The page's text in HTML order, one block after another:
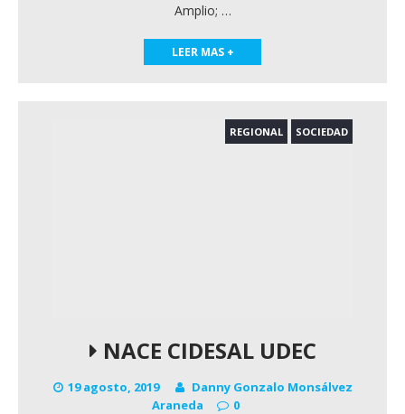
Amplio; …
LEER MAS +
REGIONAL SOCIEDAD
NACE CIDESAL UDEC
19 agosto, 2019
Danny Gonzalo Monsálvez
Araneda
0